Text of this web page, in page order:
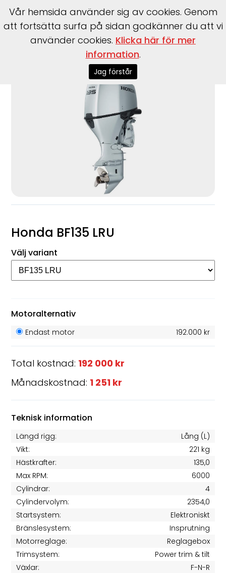
Utombordare>Honda
Honda BF135 LRU
Välj variant
Motoralternativ
Endast motor 192.000 kr
Total kostnad: 192 000 kr
Månadskostnad: 1 251 kr
Teknisk information
Längd rigg:
Lång (L)
Vikt:
221 kg
Hästkrafter:
135,0
Max RPM:
6000
Cylindrar:
4
Cylindervolym:
2354,0
Startsystem:
Elektroniskt
Bränslesystem:
Insprutning
Motorreglage:
Reglagebox
Trimsystem:
Power trim & tilt
Växlar:
F-N-R
Vår hemsida använder sig av cookies. Genom
att fortsätta surfa på sidan godkänner du att vi
använder cookies. Klicka här för mer
information.
Jag förstår